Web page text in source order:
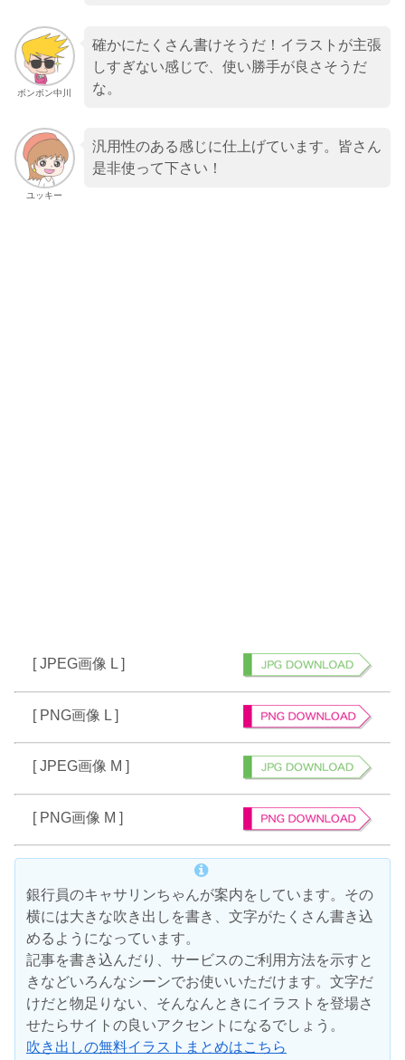
ボンボン中川
確かにたくさん書けそうだ！イラストが主張
しすぎない感じで、使い勝手が良さそうだ
な。
ユッキー
汎用性のある感じに仕上げています。皆さん
是非使って下さい！
[ JPEG画像 L ]
[ PNG画像 L ]
[ JPEG画像 M ]
[ PNG画像 M ]
銀行員のキャサリンちゃんが案内をしています。その
横には大きな吹き出しを書き、文字がたくさん書き込
めるようになっています。
記事を書き込んだり、サービスのご利用方法を示すと
きなどいろんなシーンでお使いいただけます。文字だ
けだと物足りない、そんなんときにイラストを登場さ
せたらサイトの良いアクセントになるでしょう。
吹き出しの無料イラストまとめはこちら